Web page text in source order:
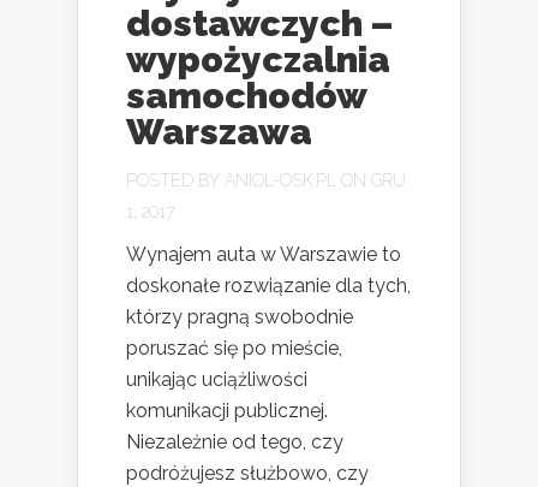
dostawczych –
wypożyczalnia
samochodów
Warszawa
POSTED BY ANIOL-OSK.PL
ON GRU
1, 2017
Wynajem auta w Warszawie to
doskonałe rozwiązanie dla tych,
którzy pragną swobodnie
poruszać się po mieście,
unikając uciążliwości
komunikacji publicznej.
Niezależnie od tego, czy
podróżujesz służbowo, czy